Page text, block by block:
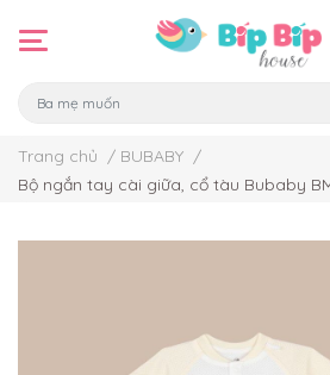
Trang chủ / BUBABY /
Bộ ngắn tay cài giữa, cổ tàu Bubaby